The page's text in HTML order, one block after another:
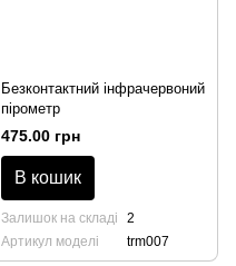
Безконтактний інфрачервоний
пірометр
475.00 грн
В кошик
Залишок на складі
2
Артикул моделі
trm007